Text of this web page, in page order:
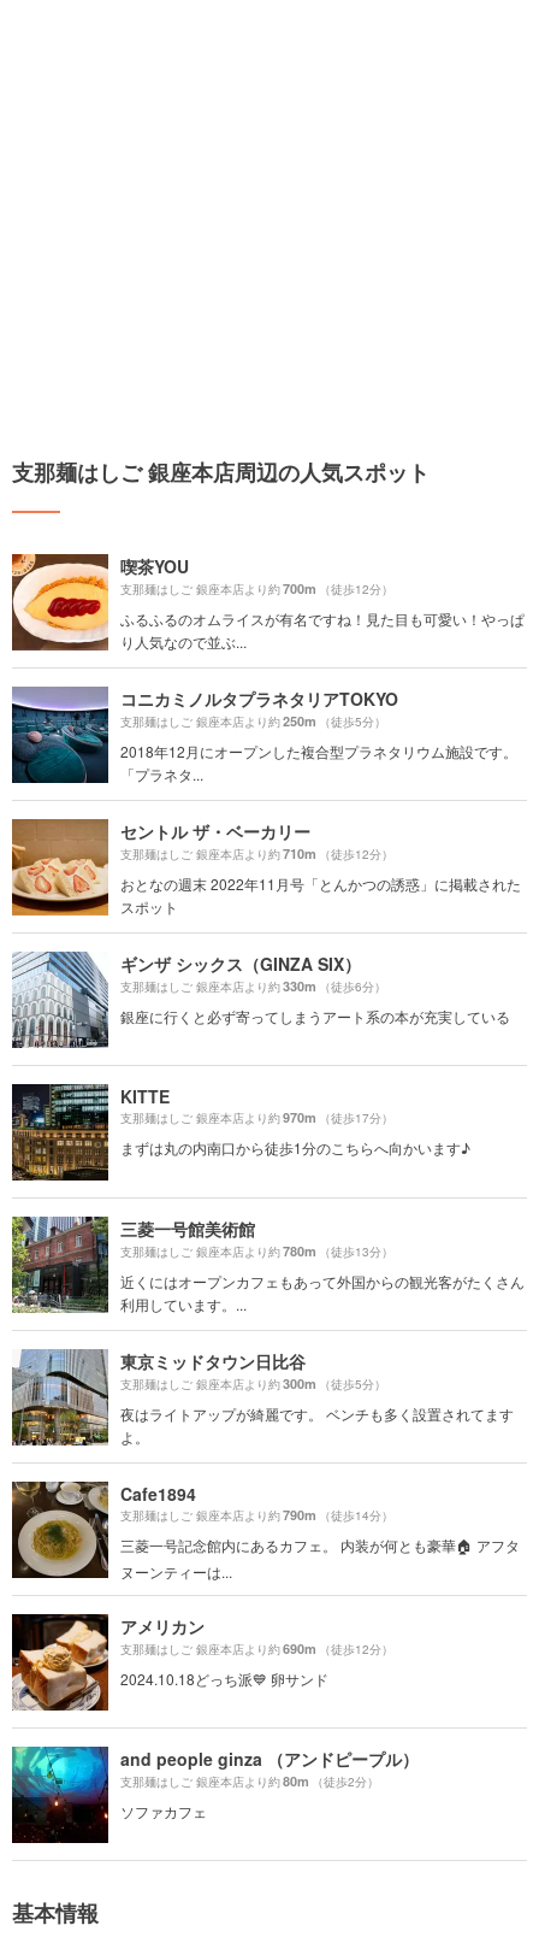
支那麺はしご 銀座本店周辺の人気スポット
喫茶YOU
支那麺はしご 銀座本店より約700m （徒歩12分）
ふるふるのオムライスが有名ですね！見た目も可愛い！やっぱ
り人気なので並ぶ...
コニカミノルタプラネタリアTOKYO
支那麺はしご 銀座本店より約250m （徒歩5分）
2018年12月にオープンした複合型プラネタリウム施設です。
「プラネタ...
セントル ザ・ベーカリー
支那麺はしご 銀座本店より約710m （徒歩12分）
おとなの週末 2022年11月号「とんかつの誘惑」に掲載された
スポット
ギンザ シックス（GINZA SIX）
支那麺はしご 銀座本店より約330m （徒歩6分）
銀座に行くと必ず寄ってしまうアート系の本が充実している
KITTE
支那麺はしご 銀座本店より約970m （徒歩17分）
まずは丸の内南口から徒歩1分のこちらへ向かいます♪
三菱一号館美術館
支那麺はしご 銀座本店より約780m （徒歩13分）
近くにはオープンカフェもあって外国からの観光客がたくさん
利用しています。...
東京ミッドタウン日比谷
支那麺はしご 銀座本店より約300m （徒歩5分）
夜はライトアップが綺麗です。 ベンチも多く設置されてます
よ。
Cafe1894
支那麺はしご 銀座本店より約790m （徒歩14分）
三菱一号記念館内にあるカフェ。 内装が何とも豪華🏠 アフタ
ヌーンティーは...
アメリカン
支那麺はしご 銀座本店より約690m （徒歩12分）
2024.10.18どっち派💙 卵サンド
and people ginza （アンドピープル）
支那麺はしご 銀座本店より約80m （徒歩2分）
ソファカフェ
基本情報